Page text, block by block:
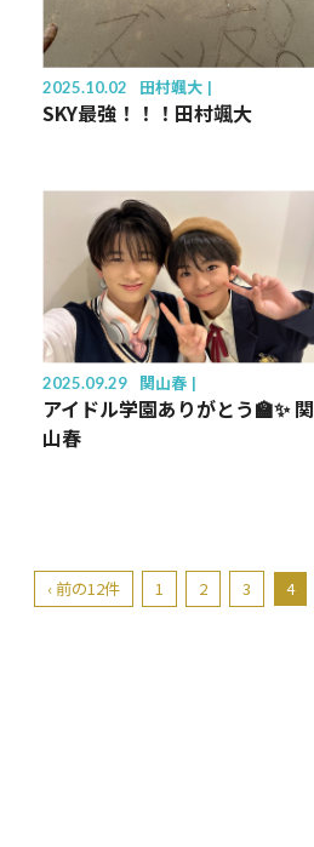
2025.10.02 田村颯大
SKY最強！！！田村颯大
2025.09.29 関山春
アイドル学園ありがとう🏫✨ 関
山春
‹ 前の12件 1 2 3 4